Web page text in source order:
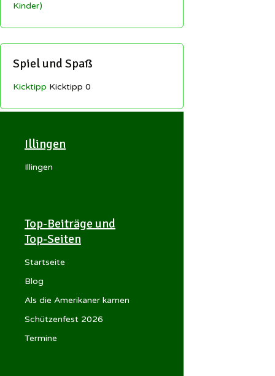
Kinder)
Spiel und Spaß
Kicktipp Kicktipp 0
Illingen
Illingen
Top-Beiträge und
Top-Seiten
Startseite
Blog
Als die Amerikaner kamen
Schützenfest 2026
Termine